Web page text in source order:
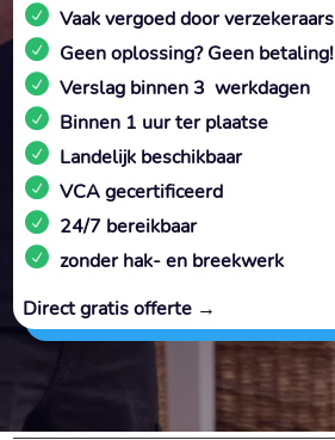
Vaak vergoed door verzekeraars
Geen oplossing? Geen betaling!
Verslag binnen 3 werkdagen
Binnen 1 uur ter plaatse
Landelijk beschikbaar
VCA gecertificeerd
24/7 bereikbaar
zonder hak- en breekwerk
Direct gratis offerte →